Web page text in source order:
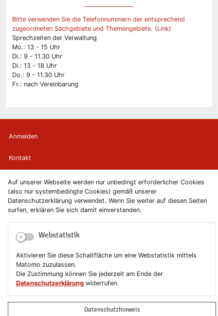
Auf unserer Webseite werden nur unbedingt erforderlicher Cookies
(also nur systembedingte Cookies) gemäß unserer
Datenschutzerklärung verwendet. Wenn Sie weiter auf diesen Seiten
surfen, erklären Sie sich damit einverstanden.
Webstatistik
Aktivieren Sie diese Schaltfläche um eine Webstatistik mittels
Matomo zuzulassen.
Die Zustimmung können Sie jederzeit am Ende der
Datenschutzerklärung widerrufen.
Datenschutzhinweis
Bitte verwenden Sie die Telefonnummern der entsprechend
zugeordneten Sachgebiete und Themengebiete. (Link)
Sprechzeiten der Verwaltung
Mo.: 13 - 15 Uhr
Di.: 9 - 11.30 Uhr
Di.: 13 - 18 Uhr
Do.: 9 - 11.30 Uhr
Fr.: nach Vereinbarung
Anmelden
Kontakt
Newsletter
Newsletterabmeldung
Impressum
Datenschutzerklärung
Erklärung zur Barrierefreiheit
Leichte Sprache